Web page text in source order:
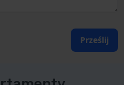
Prześlij